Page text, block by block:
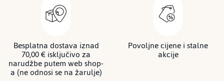
Besplatna dostava iznad
70,00 € isključivo za
narudžbe putem web shop-
a (ne odnosi se na žarulje)
Povoljne cijene i stalne
akcije